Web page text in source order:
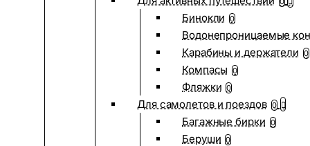
Бинокли 0
Водонепроницаемые
Карабины и держатели 0
Компасы 0
Фляжки 0
Для самолетов и поездов 0
Багажные бирки 0
Беруши 0